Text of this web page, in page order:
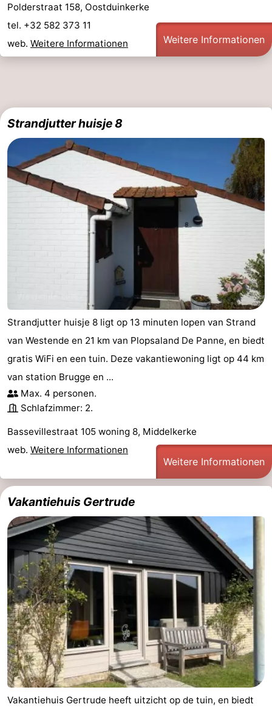
Polderstraat 158, Oostduinkerke
tel. +32 582 373 11
web. Weitere Informationen Weitere Informationen
Strandjutter huisje 8
Strandjutter huisje 8 ligt op 13 minuten lopen van Strand
van Westende en 21 km van Plopsaland De Panne, en biedt
gratis WiFi en een tuin. Deze vakantiewoning ligt op 44 km
van station Brugge en ...
Max. 4 personen.
Schlafzimmer: 2.
Bassevillestraat 105 woning 8, Middelkerke
web. Weitere Informationen
Weitere Informationen
Vakantiehuis Gertrude
Vakantiehuis Gertrude heeft uitzicht op de tuin, en biedt